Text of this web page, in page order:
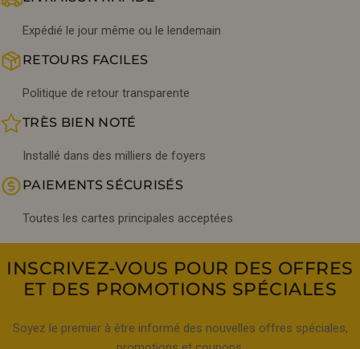
Expédié le jour même ou le lendemain
RETOURS FACILES
Politique de retour transparente
TRÈS BIEN NOTÉ
Installé dans des milliers de foyers
PAIEMENTS SÉCURISÉS
Toutes les cartes principales acceptées
INSCRIVEZ-VOUS POUR DES OFFRES
ET DES PROMOTIONS SPÉCIALES
Soyez le premier à être informé des nouvelles offres spéciales,